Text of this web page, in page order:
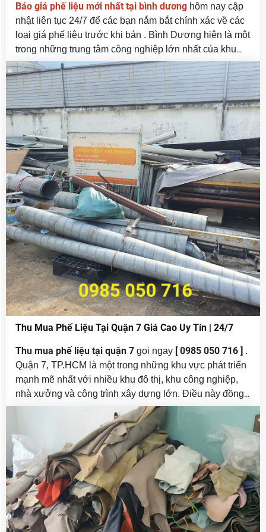
Báo giá phế liệu mới nhất tại bình dương hôm nay cập
nhật liên tục 24/7 để các bạn nắm bắt chính xác về các
loại giá phế liệu trước khi bán . Bình Dương hiện là một
trong những trung tâm công nghiệp lớn nhất của khu
vực phía Nam, tập trung hàng loạt khu công nghiệp,
nhà máy, xí nghiệp, cơ sở sản xuất và công trình xây
dựng. Sự phát triển mạnh mẽ này đồng thời tạo ra khối
lượng phế liệu khổng lồ mỗi ngày.
Thu Mua Phế Liệu Tại Quận 7 Giá Cao Uy Tín | 24/7
Thu mua phế liệu tại quận 7 gọi ngay [ 0985 050 716 ] .
Quận 7, TP.HCM là một trong những khu vực phát triển
mạnh mẽ nhất với nhiều khu đô thị, khu công nghiệp,
nhà xưởng và công trình xây dựng lớn. Điều này đồng
nghĩa với việc lượng
phế liệuphát sinh hằng ngày tại
Quận 7 là rất lớn, bao gồm: sắt thép, đồng, nhôm, inox,
nhựa, giấy, vải vụn, máy móc cũ…